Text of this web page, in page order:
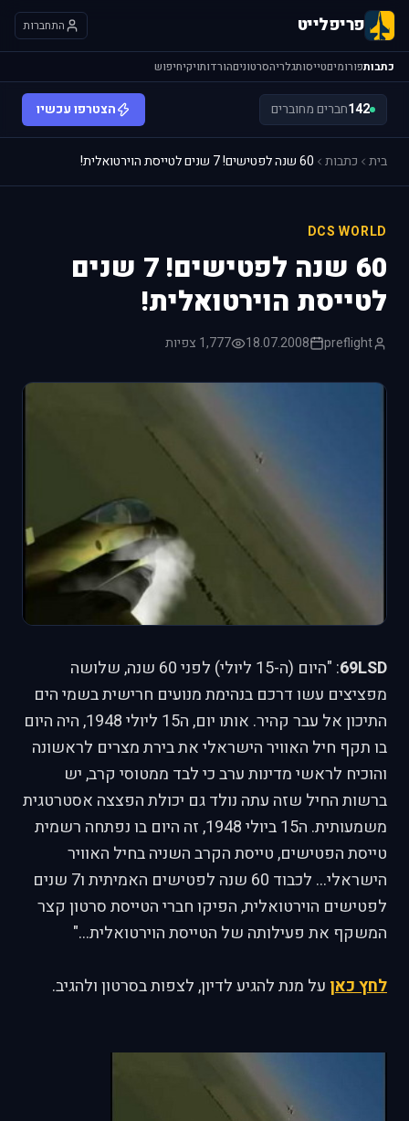
פריפלייט התחברות
כתבותפורומיםטייסותגלריהסרטוניםהורדותויקיחיפוש
142חברים מחוברים הצטרפו עכשיו
בית כתבות 60 שנה לפטישים! 7 שנים לטייסת הוירטואלית!
DCS WORLD
60 שנה לפטישים! 7 שנים
לטייסת הוירטואלית!
preflight
18.07.2008 1,777 צפיות
69LSD
: "היום (ה-15 ליולי) לפני 60 שנה, שלושה
מפציצים עשו דרכם בנהימת מנועים חרישית בשמי הים
התיכון אל עבר קהיר. אותו יום, ה15 ליולי 1948, היה היום
בו תקף חיל האוויר הישראלי את בירת מצרים לראשונה
והוכיח לראשי מדינות ערב כי לבד ממטוסי קרב, יש
ברשות החיל שזה עתה נולד גם יכולת הפצצה אסטרטגית
משמעותית. ה15 ביולי 1948, זה היום בו נפתחה רשמית
טייסת הפטישים, טייסת הקרב השניה בחיל האוויר
הישראלי... לכבוד 60 שנה לפטישים האמיתית ו7 שנים
לפטישים הוירטואלית, הפיקו חברי הטייסת סרטון קצר
המשקף את פעילותה של הטייסת הוירטואלית..."
לחץ כאן על מנת להגיע לדיון, לצפות בסרטון ולהגיב.